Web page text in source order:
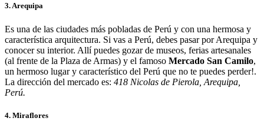
3. Arequipa
Es una de las ciudades más pobladas de Perú y con una hermosa y
característica arquitectura. Si vas a Perú, debes pasar por Arequipa y
conocer su interior. Allí puedes gozar de museos, ferias artesanales
(al frente de la Plaza de Armas) y el famoso Mercado San Camilo,
un hermoso lugar y característico del Perú que no te puedes perder!.
La dirección del mercado es: 418 Nicolas de Pierola, Arequipa,
Perú.
4. Miraflores